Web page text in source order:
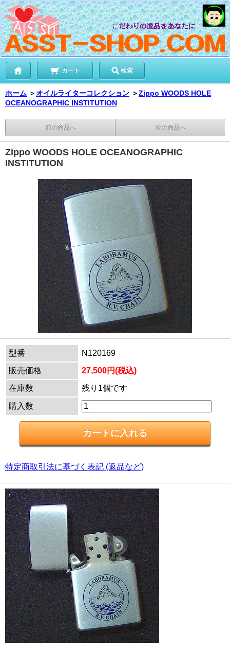
カート 検索
ホーム ＞オイルライターコレクション ＞Zippo WOODS HOLE
OCEANOGRAPHIC INSTITUTION
前の商品へ 次の商品へ
Zippo WOODS HOLE OCEANOGRAPHIC
INSTITUTION
型番
N120169
販売価格
27,500円(税込)
在庫数
残り1個です
購入数
特定商取引法に基づく表記 (返品など)